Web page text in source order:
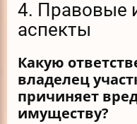
4. Правовые
аспекты
Какую
владелец
причиняет
имуществу?